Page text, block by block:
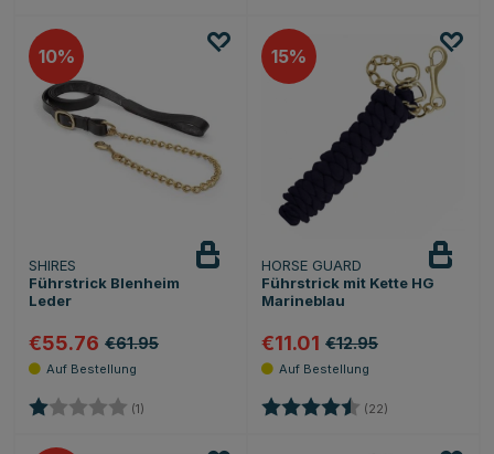
10
SHIRES
Führstrick Blenheim
Leder
€55.76 €61.95
Bewertung: (1)
15
HORSE GUARD
Führstrick mit Kette HG
Marineblau
€11.01 €12.95
Bewertung: (22)